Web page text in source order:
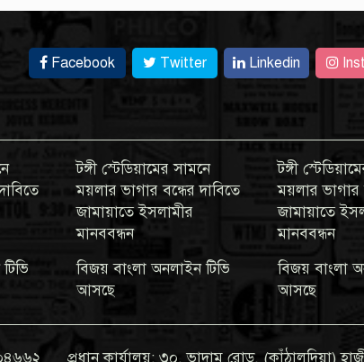
Facebook Twitter Linkedin
টঙ্গী স্টেডিয়ামের সামনে
ময়লার ভাগার বন্ধের দাবিতে
জামায়াতে ইসলামীর
মানববন্ধন
বিজয় বাংলা অনলাইন টিভি
আসছে
টঙ্গী
ময়লার ভাগার
জামায়াতে
মানববন্ধন
বিজয় বাংলা
আসছে